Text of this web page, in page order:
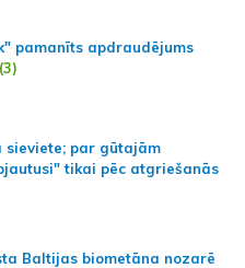
pamanīts apdraudējums
(3)
sieviete; par gūtajām
tikai pēc atgriešanās
Baltijas biometāna nozarē